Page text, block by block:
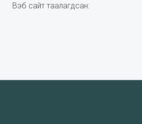
Вэб сайт таалагдсан: